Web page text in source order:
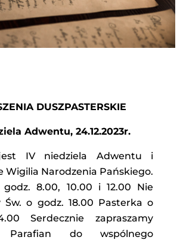
DUSZPASTERSKIE
Adwentu, 24.12.2023r.
IV niedziela Adwentu i
Wigilia Narodzenia Pańskiego.
godz. 8.00, 10.00 i 12.00 Nie
Św. o godz. 18.00 Pasterka o
Serdecznie zapraszamy
Parafian do wspólnego